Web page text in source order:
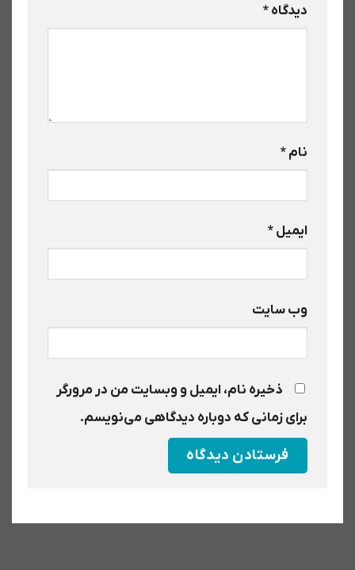
دیدگاه*
نام*
ایمیل*
وب‌ سایت
ذخیره نام، ایمیل و وبسایت من در مرورگر
برای زمانی که دوباره دیدگاهی می‌نویسم.